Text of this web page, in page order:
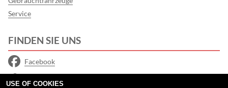
Service
FINDEN SIE UNS
Facebook
USE OF COOKIES